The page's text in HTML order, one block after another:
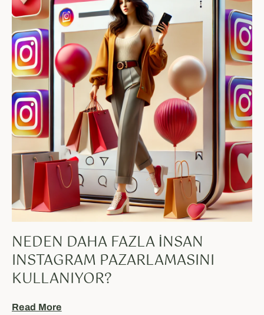
NEDEN DAHA FAZLA İNSAN
INSTAGRAM PAZARLAMASINI
KULLANIYOR?
Read More